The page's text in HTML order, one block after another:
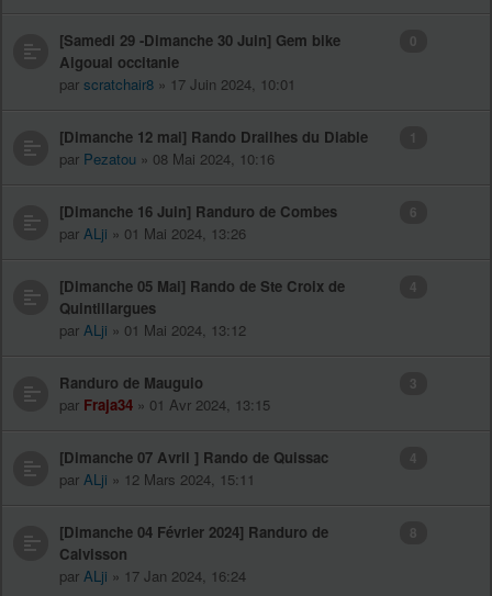
[Samedi 29 -Dimanche 30 Juin] Gem bike
Aigoual occitanie
par scratchair8 » 17 Juin 2024, 10:01
0
[Dimanche 12 mai] Rando Drailhes du Diable
par Pezatou » 08 Mai 2024, 10:16
1
[Dimanche 16 Juin] Randuro de Combes
par ALji » 01 Mai 2024, 13:26
6
[Dimanche 05 Mai] Rando de Ste Croix de
Quintillargues
par ALji » 01 Mai 2024, 13:12
4
Randuro de Mauguio
par Fraja34 » 01 Avr 2024, 13:15
3
[Dimanche 07 Avril ] Rando de Quissac
par ALji » 12 Mars 2024, 15:11
4
[Dimanche 04 Février 2024] Randuro de
Calvisson
par ALji » 17 Jan 2024, 16:24
8